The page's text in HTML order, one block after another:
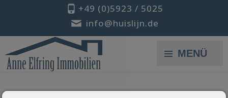
MENÜ
+49 (0)5923 / 5025
info@huislijn.de